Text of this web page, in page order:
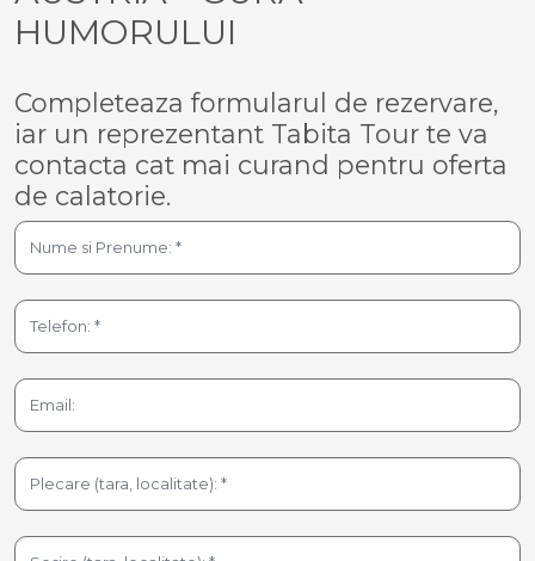
HUMORULUI
Completeaza formularul de rezervare,
iar un reprezentant Tabita Tour te va
contacta cat mai curand pentru oferta
de calatorie.